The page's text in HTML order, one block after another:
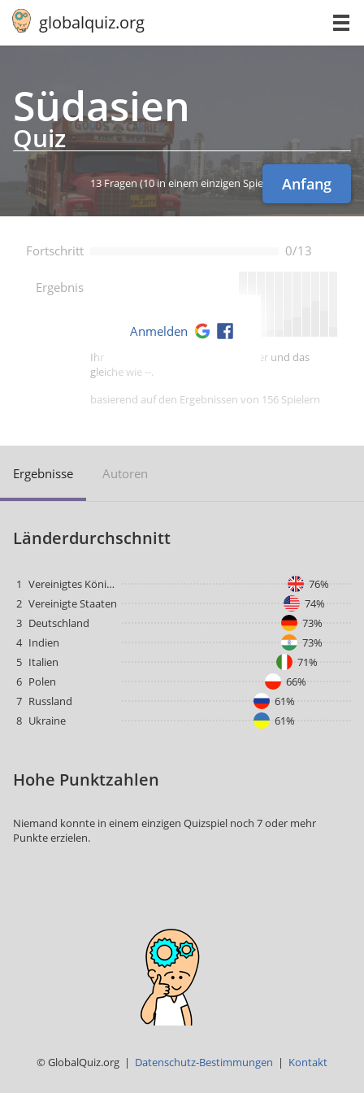
globalquiz.org
Südasien
Quiz
13 Fragen(10 in einem einzigen Spiel) Anfang
Fortschritt 0/13
Ergebnis
Ihre Punktzahl ist besser als -- Spieler und das
gleiche wie --.
basierend auf den Ergebnissen von 156 Spielern
Anmelden
Ergebnisse Autoren
Länderdurchschnitt
1 Vereinigtes Königreich
76%
2 Vereinigte Staaten
74%
3 Deutschland
73%
4 Indien
73%
5 Italien
71%
6 Polen
66%
7 Russland
61%
8 Ukraine 61%
Hohe Punktzahlen
Niemand konnte in einem einzigen Quizspiel noch 7 oder mehr
Punkte erzielen.
© GlobalQuiz.org | Datenschutz-Bestimmungen | Kontakt